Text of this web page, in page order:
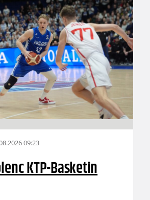
09:23
KTP-Basketin